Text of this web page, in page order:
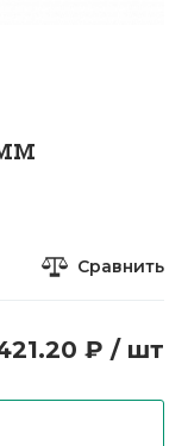
Сравнить
₽ / шт